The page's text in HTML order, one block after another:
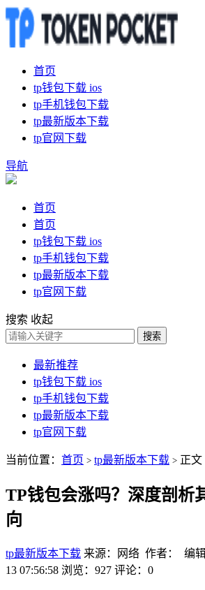
首页
tp钱包下载 ios
tp手机钱包下载
tp最新版本下载
tp官网下载
导航
首页
首页
tp钱包下载 ios
tp手机钱包下载
tp最新版本下载
tp官网下载
搜索 收起
搜索
最新推荐
tp钱包下载 ios
tp手机钱包下载
tp最新版本下载
tp官网下载
当前位置： 首页 > tp最新版本下载 > 正文
TP钱包会涨吗？深度剖析
向
tp最新版本下载 来源：网络 作者： 编辑
13 07:56:58 浏览：927 评论：0